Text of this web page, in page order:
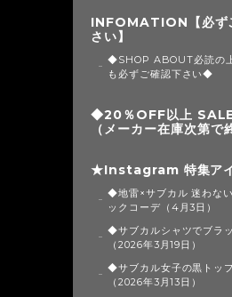
INFOMATION【必ず
さい】
◆SHOP ABOUT必読の
も必ずご確認下さい◆
◆20％OFF以上
（メーカー在庫次第で
★Instagram 特集ア
◆地雷×サブカル 迷わな
ックコーデ（4月3日）
◆サブカルシャツでブラ
（2026年3月19日）
◆サブカル女子の黒トッ
（2026年3月13日）